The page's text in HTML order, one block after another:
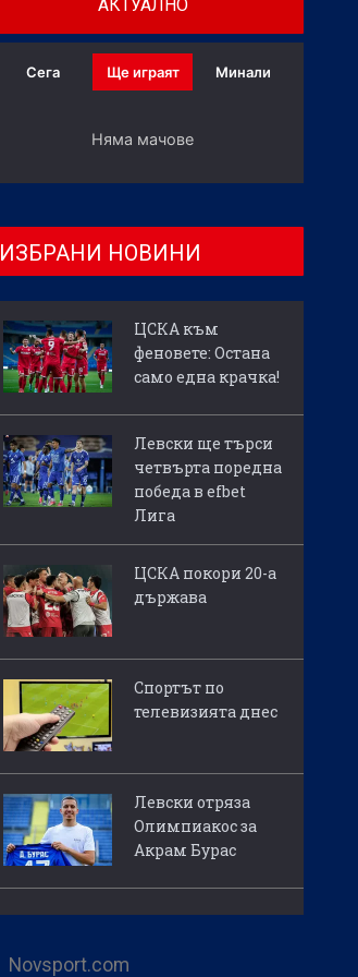
АКТУАЛНО
Сега Ще играят Минали
Няма мачове
ИЗБРАНИ НОВИНИ
ЦСКА към
феновете: Остана
само една крачка!
Левски ще търси
четвърта поредна
победа в efbet
Лига
ЦСКА покори 20-а
държава
Спортът по
телевизията днес
Левски отряза
Олимпиакос за
Акрам Бурас
Novsport.com